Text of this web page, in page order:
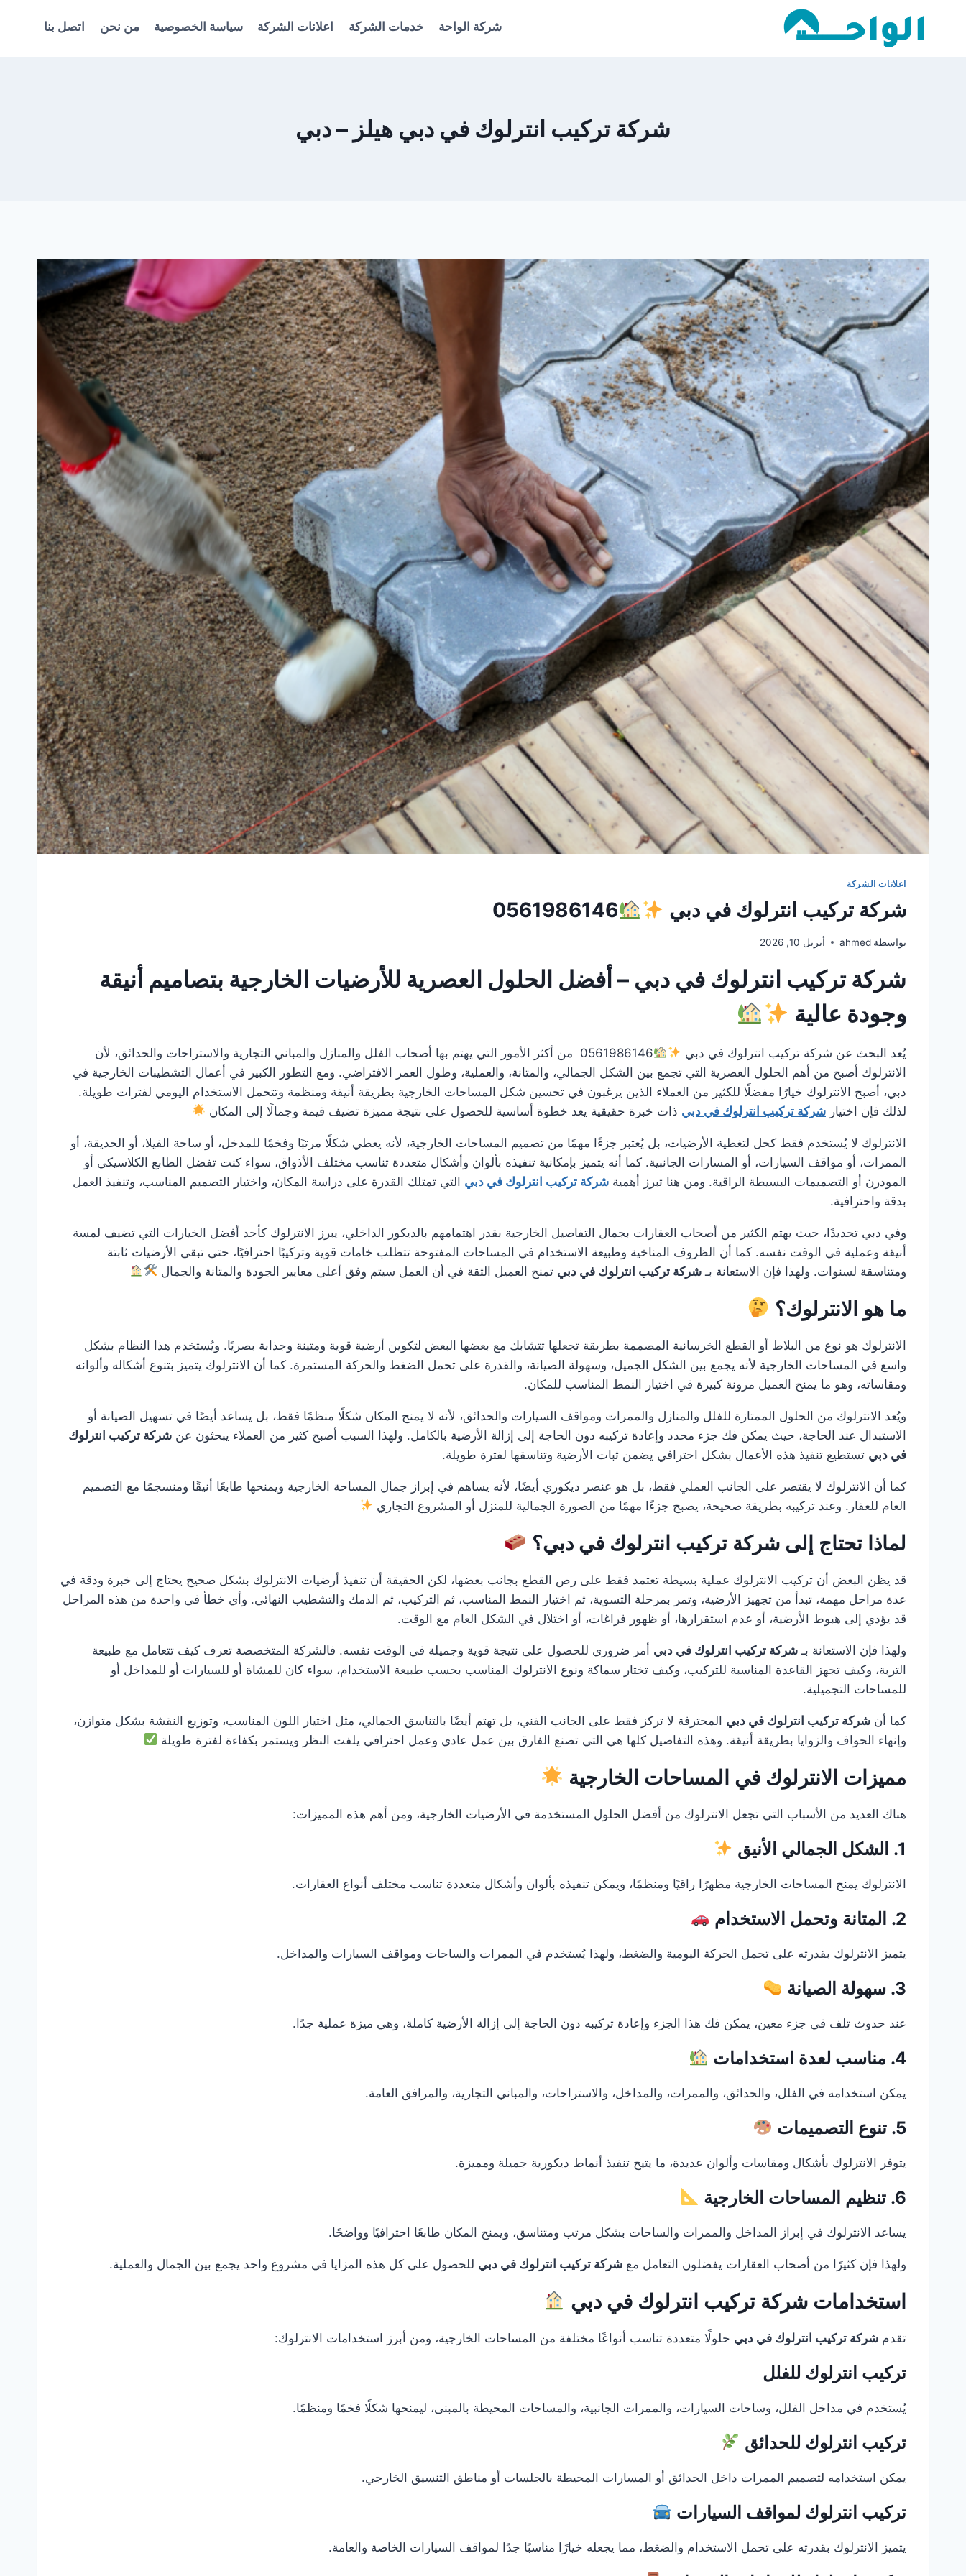
شركة الواحة خدمات الشركة اعلانات الشركة سياسة الخصوصية من نحن اتصل بنا
شركة تركيب انترلوك في دبي هيلز – دبي
اعلانات الشركة
شركة تركيب انترلوك في دبي 0561986146
بواسطة ahmed أبريل 10, 2026
شركة تركيب انترلوك في دبي – أفضل الحلول العصرية للأرضيات الخارجية بتصاميم أنيقة
وجودة عالية
يُعد البحث عن شركة تركيب انترلوك في دبي
0561986146 من أكثر الأمور التي يهتم بها أصحاب الفلل والمنازل والمباني التجارية والاستراحات والحدائق، لأن
الانترلوك أصبح من أهم الحلول العصرية التي تجمع بين الشكل الجمالي، والمتانة، والعملية، وطول العمر الافتراضي. ومع التطور الكبير في أعمال التشطيبات الخارجية في
دبي، أصبح الانترلوك خيارًا مفضلًا للكثير من العملاء الذين يرغبون في تحسين شكل المساحات الخارجية بطريقة أنيقة ومنظمة وتتحمل الاستخدام اليومي لفترات طويلة.
لذلك فإن اختيار شركة تركيب انترلوك في دبي ذات خبرة حقيقية يعد خطوة أساسية للحصول على نتيجة مميزة تضيف قيمة وجمالًا إلى المكان
الانترلوك لا يُستخدم فقط كحل لتغطية الأرضيات، بل يُعتبر جزءًا مهمًا من تصميم المساحات الخارجية، لأنه يعطي شكلًا مرتبًا وفخمًا للمدخل، أو ساحة الفيلا، أو الحديقة، أو
الممرات، أو مواقف السيارات، أو المسارات الجانبية. كما أنه يتميز بإمكانية تنفيذه بألوان وأشكال متعددة تناسب مختلف الأذواق، سواء كنت تفضل الطابع الكلاسيكي أو
المودرن أو التصميمات البسيطة الراقية. ومن هنا تبرز أهمية شركة تركيب انترلوك في دبي التي تمتلك القدرة على دراسة المكان، واختيار التصميم المناسب، وتنفيذ العمل
بدقة واحترافية.
وفي دبي تحديدًا، حيث يهتم الكثير من أصحاب العقارات بجمال التفاصيل الخارجية بقدر اهتمامهم بالديكور الداخلي، يبرز الانترلوك كأحد أفضل الخيارات التي تضيف لمسة
أنيقة وعملية في الوقت نفسه. كما أن الظروف المناخية وطبيعة الاستخدام في المساحات المفتوحة تتطلب خامات قوية وتركيبًا احترافيًا، حتى تبقى الأرضيات ثابتة
ومتناسقة لسنوات. ولهذا فإن الاستعانة بـ شركة تركيب انترلوك في دبي تمنح العميل الثقة في أن العمل سيتم وفق أعلى معايير الجودة والمتانة والجمال
ما هو الانترلوك؟
الانترلوك هو نوع من البلاط أو القطع الخرسانية المصممة بطريقة تجعلها تتشابك مع بعضها البعض لتكوين أرضية قوية ومتينة وجذابة بصريًا. ويُستخدم هذا النظام بشكل
واسع في المساحات الخارجية لأنه يجمع بين الشكل الجميل، وسهولة الصيانة، والقدرة على تحمل الضغط والحركة المستمرة. كما أن الانترلوك يتميز بتنوع أشكاله وألوانه
ومقاساته، وهو ما يمنح العميل مرونة كبيرة في اختيار النمط المناسب للمكان.
ويُعد الانترلوك من الحلول الممتازة للفلل والمنازل والممرات ومواقف السيارات والحدائق، لأنه لا يمنح المكان شكلًا منظمًا فقط، بل يساعد أيضًا في تسهيل الصيانة أو
الاستبدال عند الحاجة، حيث يمكن فك جزء محدد وإعادة تركيبه دون الحاجة إلى إزالة الأرضية بالكامل. ولهذا السبب أصبح كثير من العملاء يبحثون عن شركة تركيب انترلوك
في دبي تستطيع تنفيذ هذه الأعمال بشكل احترافي يضمن ثبات الأرضية وتناسقها لفترة طويلة.
كما أن الانترلوك لا يقتصر على الجانب العملي فقط، بل هو عنصر ديكوري أيضًا، لأنه يساهم في إبراز جمال المساحة الخارجية ويمنحها طابعًا أنيقًا ومنسجمًا مع التصميم
العام للعقار. وعند تركيبه بطريقة صحيحة، يصبح جزءًا مهمًا من الصورة الجمالية للمنزل أو المشروع التجاري
لماذا تحتاج إلى شركة تركيب انترلوك في دبي؟
قد يظن البعض أن تركيب الانترلوك عملية بسيطة تعتمد فقط على رص القطع بجانب بعضها، لكن الحقيقة أن تنفيذ أرضيات الانترلوك بشكل صحيح يحتاج إلى خبرة ودقة في
عدة مراحل مهمة، تبدأ من تجهيز الأرضية، وتمر بمرحلة التسوية، ثم اختيار النمط المناسب، ثم التركيب، ثم الدمك والتشطيب النهائي. وأي خطأ في واحدة من هذه المراحل
قد يؤدي إلى هبوط الأرضية، أو عدم استقرارها، أو ظهور فراغات، أو اختلال في الشكل العام مع الوقت.
ولهذا فإن الاستعانة بـ شركة تركيب انترلوك في دبي أمر ضروري للحصول على نتيجة قوية وجميلة في الوقت نفسه. فالشركة المتخصصة تعرف كيف تتعامل مع طبيعة
التربة، وكيف تجهز القاعدة المناسبة للتركيب، وكيف تختار سماكة ونوع الانترلوك المناسب بحسب طبيعة الاستخدام، سواء كان للمشاة أو للسيارات أو للمداخل أو
للمساحات التجميلية.
كما أن شركة تركيب انترلوك في دبي المحترفة لا تركز فقط على الجانب الفني، بل تهتم أيضًا بالتناسق الجمالي، مثل اختيار اللون المناسب، وتوزيع النقشة بشكل متوازن،
وإنهاء الحواف والزوايا بطريقة أنيقة. وهذه التفاصيل كلها هي التي تصنع الفارق بين عمل عادي وعمل احترافي يلفت النظر ويستمر بكفاءة لفترة طويلة
مميزات الانترلوك في المساحات الخارجية
هناك العديد من الأسباب التي تجعل الانترلوك من أفضل الحلول المستخدمة في الأرضيات الخارجية، ومن أهم هذه المميزات:
1. الشكل الجمالي الأنيق
الانترلوك يمنح المساحات الخارجية مظهرًا راقيًا ومنظمًا، ويمكن تنفيذه بألوان وأشكال متعددة تناسب مختلف أنواع العقارات.
2. المتانة وتحمل الاستخدام
يتميز الانترلوك بقدرته على تحمل الحركة اليومية والضغط، ولهذا يُستخدم في الممرات والساحات ومواقف السيارات والمداخل.
3. سهولة الصيانة
عند حدوث تلف في جزء معين، يمكن فك هذا الجزء وإعادة تركيبه دون الحاجة إلى إزالة الأرضية كاملة، وهي ميزة عملية جدًا.
4. مناسب لعدة استخدامات
يمكن استخدامه في الفلل، والحدائق، والممرات، والمداخل، والاستراحات، والمباني التجارية، والمرافق العامة.
5. تنوع التصميمات
يتوفر الانترلوك بأشكال ومقاسات وألوان عديدة، ما يتيح تنفيذ أنماط ديكورية جميلة ومميزة.
6. تنظيم المساحات الخارجية
يساعد الانترلوك في إبراز المداخل والممرات والساحات بشكل مرتب ومتناسق، ويمنح المكان طابعًا احترافيًا وواضحًا.
ولهذا فإن كثيرًا من أصحاب العقارات يفضلون التعامل مع شركة تركيب انترلوك في دبي للحصول على كل هذه المزايا في مشروع واحد يجمع بين الجمال والعملية.
استخدامات شركة تركيب انترلوك في دبي
تقدم شركة تركيب انترلوك في دبي حلولًا متعددة تناسب أنواعًا مختلفة من المساحات الخارجية، ومن أبرز استخدامات الانترلوك:
تركيب انترلوك للفلل
يُستخدم في مداخل الفلل، وساحات السيارات، والممرات الجانبية، والمساحات المحيطة بالمبنى، ليمنحها شكلًا فخمًا ومنظمًا.
تركيب انترلوك للحدائق
يمكن استخدامه لتصميم الممرات داخل الحدائق أو المسارات المحيطة بالجلسات أو مناطق التنسيق الخارجي.
تركيب انترلوك لمواقف السيارات
يتميز الانترلوك بقدرته على تحمل الاستخدام والضغط، مما يجعله خيارًا مناسبًا جدًا لمواقف السيارات الخاصة والعامة.